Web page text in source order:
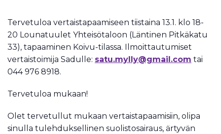
Tervetuloa vertaistapaamiseen tiistaina 13.1. klo 18-
20 Lounatuulet Yhteisötaloon (Läntinen Pitkäkatu
33), tapaaminen Koivu-tilassa. Ilmoittautumiset
vertaistoimija Sadulle: satu.mylly@gmail.com tai
044 976 8918.
Tervetuloa mukaan!
Olet tervetullut mukaan vertaistapaamisiin, olipa
sinulla tulehduksellinen suolistosairaus, ärtyvän